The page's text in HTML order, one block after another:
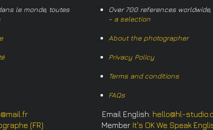
le monde, toutes
Over 700 references
- a selection
About the photographer
Privacy Policy
Terms and conditions
FAQs
Email English: hello@hl-
(FR) Member It's OK We Speak